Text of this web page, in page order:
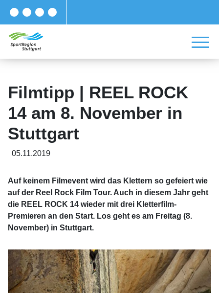
Filmtipp | REEL ROCK
14 am 8. November in
Stuttgart
05.11.2019
Auf keinem Filmevent wird das Klettern so gefeiert wie
auf der Reel Rock Film Tour. Auch in diesem Jahr geht
die REEL ROCK 14 wieder mit drei Kletterfilm-
Premieren an den Start. Los geht es am Freitag (8.
November) in Stuttgart.